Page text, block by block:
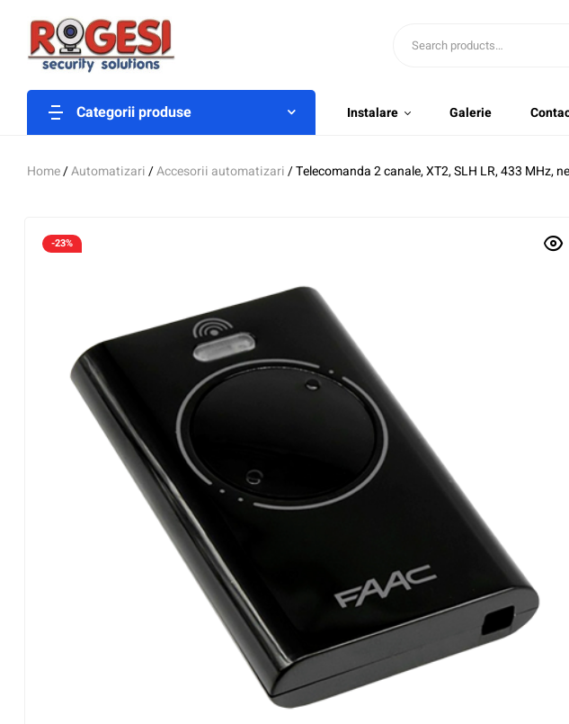
Categorii produse Instalare Galerie
Home/Automatizari/Accesorii automatizari/ Telecomanda 2 canale, XT2, SLH LR, 433 MHz,
-23%